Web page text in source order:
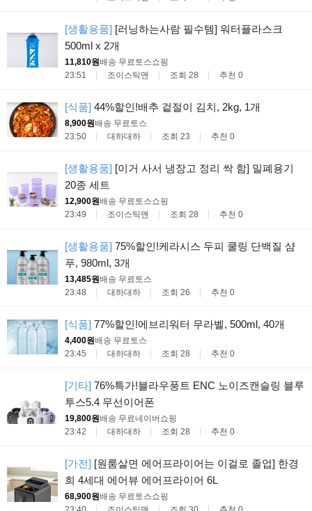
[생활용품] [러닝하는사람 필수템] 워터플라스크
500ml x 2개
11,810원배송 무료 토스쇼핑
23:51
조이스틱맨 조회 28 추천 0
[식품] 44%할인!배추 겉절이 김치, 2kg, 1개
8,900원배송 무료 토스
23:50
대하대하 조회 23 추천 0
[생활용품] [이거 사서 냉장고 정리 싹 함] 밀폐용기
20종 세트
12,900원배송 무료 토스쇼핑
23:49
조이스틱맨 조회 28 추천 0
[생활용품] 75%할인!케라시스 두피 쿨링 단백질 샴
푸, 980ml, 3개
13,485원배송 무료 토스
23:48
대하대하 조회 26 추천 0
[식품] 77%할인!에브리워터 무라벨, 500ml, 40개
4,400원배송 무료 토스
23:45
대하대하 조회 28 추천 0
[기타] 76%특가!블라우풍트 ENC 노이즈캔슬링 블루
투스5.4 무선이어폰
19,800원배송 무료네이버쇼핑
23:42
대하대하 조회 28 추천 0
[가전] [원룸살면 에어프라이어는 이걸로 졸업] 한경
희 4세대 에어뷰 에어프라이어 6L
68,900원배송 무료 토스쇼핑